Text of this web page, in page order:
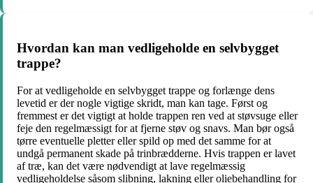
Hvordan kan man vedligeholde en selvbygget
trappe?
For at vedligeholde en selvbygget trappe og forlænge dens
levetid er der nogle vigtige skridt, man kan tage. Først og
fremmest er det vigtigt at holde trappen ren ved at støvsuge eller
feje den regelmæssigt for at fjerne støv og snavs. Man bør også
tørre eventuelle pletter eller spild op med det samme for at
undgå permanent skade på trinbrædderne. Hvis trappen er lavet
af træ, kan det være nødvendigt at lave regelmæssig
vedligeholdelse såsom slibning, lakning eller oliebehandling for